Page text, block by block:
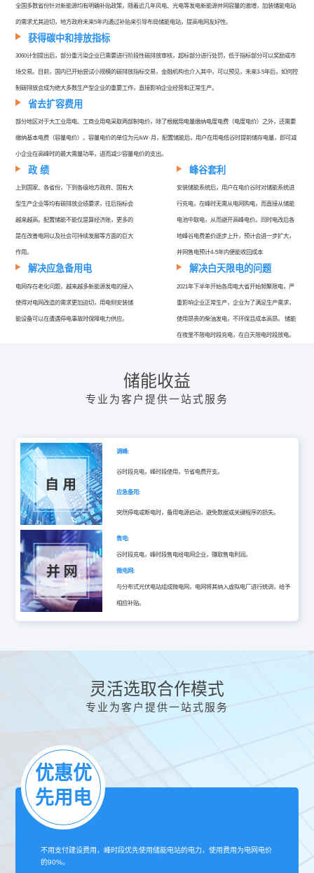
全国多数省份针对新能源均有明确补贴政策，随着近几年风电、光电等发电新能源并网容量的激增，加装储能电站
的需求尤其迫切，地方政府未来5年内通过补贴来引导布局储能电站，提高电网友好性。
获得碳中和排放指标
3060计划提出后，部分重污染企业已需要进行阶段性碳排放审核，超标部分进行处罚，低于指标部分可以奖励或市
场交易。目前，国内已开始尝试小规模的碳排放指标交易，金融机构也介入其中，可以预见，未来3-5年后，如何控
制碳排放会成为绝大多数生产型企业的重要工作，直接影响企业经营和正常生产。
省去扩容费用
部分地区对于大工业用电、工商业用电采取两部制电价，除了根据用电量缴纳电度电费（电度电价）之外，还需要
缴纳基本电费（容量电价）。容量电价的单位为元/kW·月，配置储能后，用户在用电低谷时提前储存电量，即可减
小企业在高峰时的最大需量功率，进而减少容量电价的支出。
政 绩
上到国家、各省份，下到各级地方政府、国有大
型生产企业等均有碳排放业绩要求，往后指标会
越来越高。配置储能不能仅是算经济账，更多的
是在改善电网以及社会可持续发展等方面的巨大
作用。
峰谷套利
安装储能系统后，用户在电价谷时对储能系统进
行充电，在峰时无需从电网购电，而直接从储能
电池中取电，从而避开高峰电价。同时电改后各
地峰谷电费差价逐步上升，预计会进一步扩大，
并网售电预计4-5年内便能收回成本
解决应急备用电
电网存在老化问题，越来越多新能源发电的接入
使得对电网改造的需求更加迫切，用电侧安装储
能设备可以在遭遇停电事故时保障电力供应。
解决白天限电的问题
2021年下半年开始各用电大省开始频繁限电，严
重影响企业正常生产，企业为了满足生产需求，
使用昂贵的柴油发电，不环保且成本高昂。 储能
在夜里不限电时段充电，在白天限电时段放电。
储能收益
专业为客户提供一站式服务
调峰:
谷时段充电，峰时段使用，节省电费开支。
应急备用:
突然停电或断电时，备用电源启动，避免数据或关键程序的损失。
售电:
谷时段充电，峰时段售电给电网企业，赚取售电利润。
微电网:
与分布式光伏电站组成微电网，电网将其纳入虚拟电厂进行统调，给予
相应补贴。
灵活选取合作模式
专业为客户提供一站式服务
优惠优
先用电
不用支付建设费用，峰时段优先使用储能电站的电力，使用费用为电网电价
的90%。